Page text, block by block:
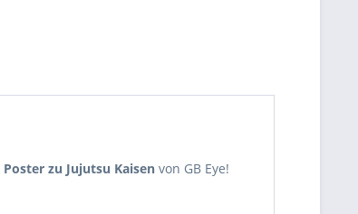
Poster zu Jujutsu Kaisen von GB Eye!